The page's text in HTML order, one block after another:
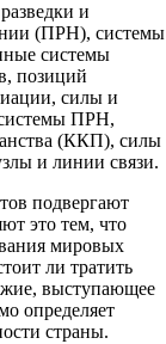
и
(ПРН), системы
системы
позиций
силы и
ПРН,
(ККП), силы
и линии связи.
подвергают
это тем, что
мировых
ли тратить
выступающее
определяет
страны.